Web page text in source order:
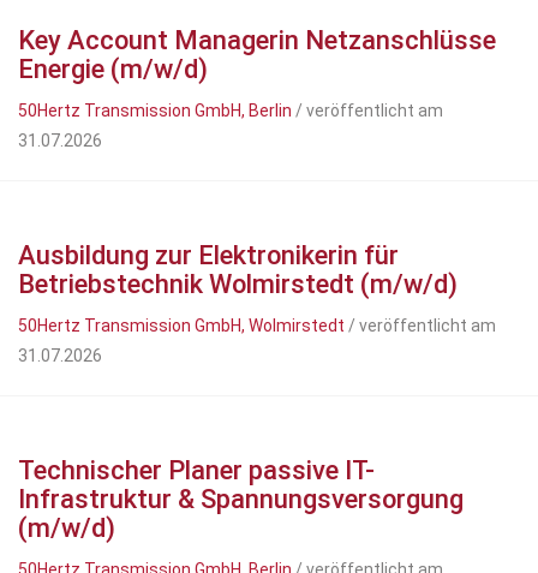
Key Account Managerin Netzanschlüsse
Energie (m/w/d)
50Hertz Transmission GmbH, Berlin / veröffentlicht am
31.07.2026
Ausbildung zur Elektronikerin für
Betriebstechnik Wolmirstedt (m/w/d)
50Hertz Transmission GmbH, Wolmirstedt / veröffentlicht am
31.07.2026
Technischer Planer passive IT-
Infrastruktur & Spannungsversorgung
(m/w/d)